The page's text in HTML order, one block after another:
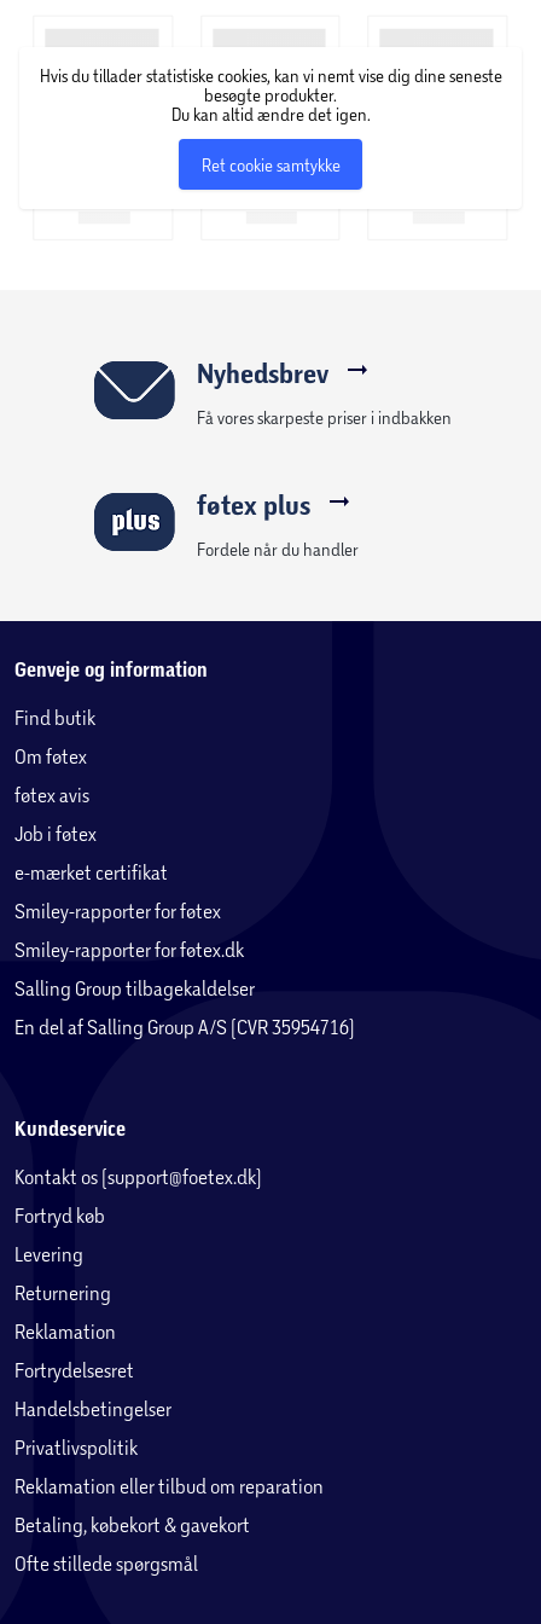
ComKean og zombie-yoyoerne
Hvis du tillader statistiske cookies, kan vi nemt vise dig dine seneste
besøgte produkter.
Du kan altid ændre det igen.
Ret cookie samtykke
Nyhedsbrev
Få vores skarpeste priser i indbakken
føtex plus
Fordele når du handler
Genveje og information
Find butik
Om føtex
føtex avis
Job i føtex
e-mærket certifikat
Smiley-rapporter for føtex
Smiley-rapporter for føtex.dk
Salling Group tilbagekaldelser
En del af Salling Group A/S (CVR 35954716)
Kundeservice
Kontakt os (support@foetex.dk)
Fortryd køb
Levering
Returnering
Reklamation
Fortrydelsesret
Handelsbetingelser
Privatlivspolitik
Reklamation eller tilbud om reparation
Betaling, købekort & gavekort
Ofte stillede spørgsmål